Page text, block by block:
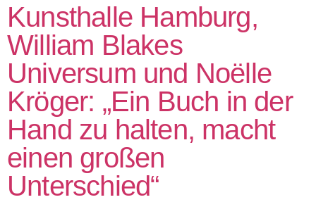
Kunsthalle Hamburg,
William Blakes
Universum und Noëlle
Kröger: „Ein Buch in der
Hand zu halten, macht
einen großen
Unterschied“